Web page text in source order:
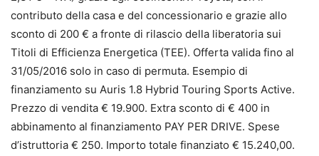
contributo della casa e del concessionario e grazie allo
sconto di 200 € a fronte di rilascio della liberatoria sui
Titoli di Efficienza Energetica (TEE). Offerta valida fino al
31/05/2016 solo in caso di permuta. Esempio di
finanziamento su Auris 1.8 Hybrid Touring Sports Active.
Prezzo di vendita € 19.900. Extra sconto di € 400 in
abbinamento al finanziamento PAY PER DRIVE. Spese
d’istruttoria € 250. Importo totale finanziato € 15.240,00.